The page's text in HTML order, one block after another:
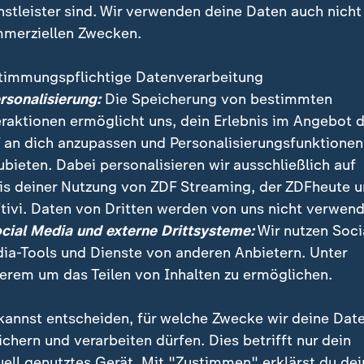
das Öffnen des Fensters unangenehme Folgen
können hier eine gute Lösung sein. Doch wie
richtig an?
sind. Wir verwenden deine Daten auch nicht
Zwecken.
Datenverarbeitung
Die Speicherung von bestimmten
ermöglicht uns, dein Erlebnis im Angebot
an dich anzupassen und Personalisierungsfunktionen
Dabei personalisieren wir ausschließlich auf
deiner Nutzung von ZDF Streaming, der ZDFheute
Daten von Dritten werden von uns nicht
Media und externe Drittsysteme:Wir nutzen
Tools und Dienste von anderen Anbietern. Unter
um das Teilen von Inhalten zu ermöglichen.
entscheiden, für welche Zwecke wir deine
und verarbeiten dürfen. Dies betrifft nur dein